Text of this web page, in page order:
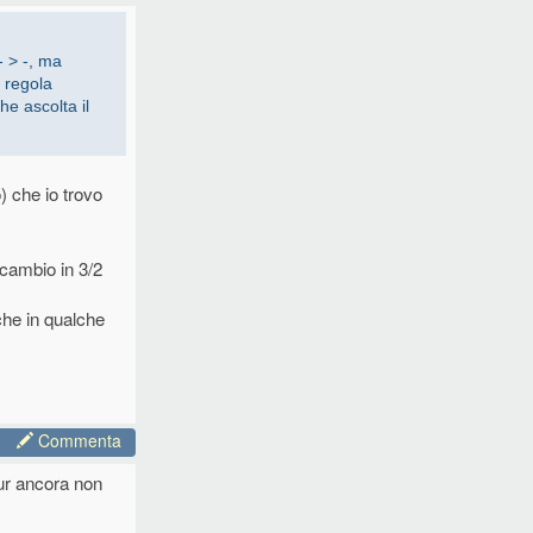
> -, ma
ascolta il
che io trovo
in 3/2
in qualche
Commenta
ancora non